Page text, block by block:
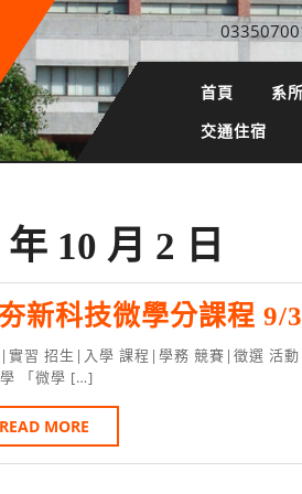
首頁 系
交通住宿
10 月 2 日
新科技微學分課程 9/
|實習 招生|入學 課程|學務 競賽|徵選 活
「微學 […]
READ MOREREAD
MORE